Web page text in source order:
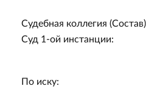
Судебная коллегия
Суд 1-ой инстанции:
По иску: